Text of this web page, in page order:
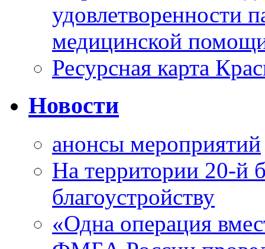
удовлетворенности
медицинской
Ресурсная карта
Новости
анонсы мероприятий
На территории 20-й
благоустройству
«Одна операция